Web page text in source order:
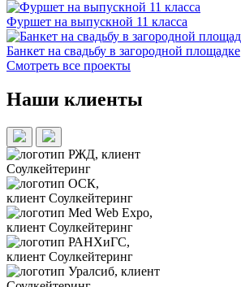
Фуршет на выпускной 11 класса
Банкет на свадьбу в загородной площадке
Смотреть все проекты
Наши клиенты